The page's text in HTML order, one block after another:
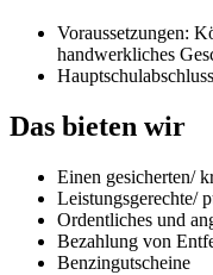
Voraussetzungen:
handwerkliches
Das bieten wir
Einen gesicherten/
Leistungsgerechte/
Ordentliches und
Bezahlung von
Benzingutscheine